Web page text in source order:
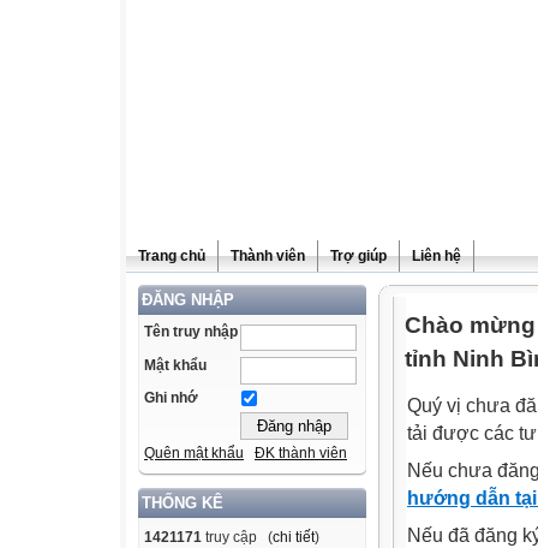
Trang chủ Thành viên Trợ giúp Liên hệ
ĐĂNG NHẬP
Tên truy nhập
Mật khẩu
Ghi nhớ
Quên mật khẩu ĐK thành viên
THỐNG KÊ
1421171 truy cập (chi tiết)
Chào
tỉnh Ninh
Quý vị chưa
tải được các
Nếu chưa
hướng dẫn
Nếu đã đăng